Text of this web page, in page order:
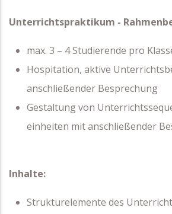
Unterrichtspraktikum -
max. 3 – 4 Studierende pro
Hospitation, aktive
anschließender Besprechung
Gestaltung von
einheiten mit anschließender
Inhalte:
Strukturelemente des